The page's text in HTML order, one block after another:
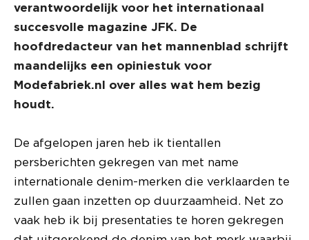
verantwoordelijk voor het internationaal
succesvolle magazine JFK. De
hoofdredacteur van het mannenblad schrijft
maandelijks een opiniestuk voor
Modefabriek.nl over alles wat hem bezig
houdt.
De afgelopen jaren heb ik tientallen
persberichten gekregen van met name
internationale denim-merken die verklaarden te
zullen gaan inzetten op duurzaamheid. Net zo
vaak heb ik bij presentaties te horen gekregen